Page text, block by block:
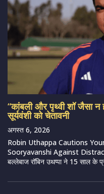
“कांबली और पृथ्वी शॉ जैसा न
सूर्यवंशी को चेतावनी
अगस्त 6, 2026
Robin Uthappa Cautions
Sooryavanshi Against
बल्लेबाज रॉबिन उथप्पा ने 15 साल के